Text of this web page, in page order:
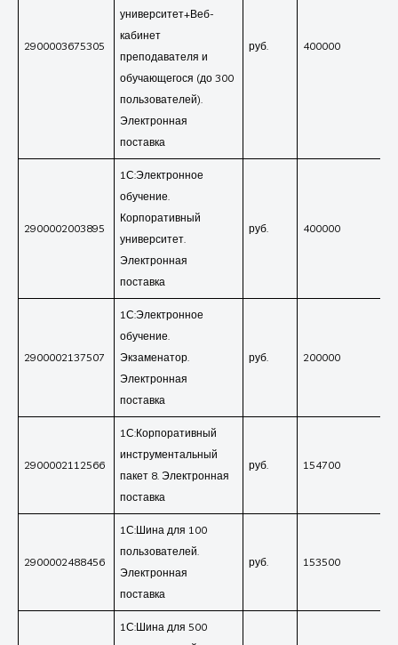
2900003675305
университет+Веб-
кабинет
преподавателя и
обучающегося (до 300
пользователей).
Электронная
поставка
руб. 400000
2900002003895
1С:Электронное
обучение.
Корпоративный
университет.
Электронная
поставка
руб. 400000
2900002137507
1С:Электронное
обучение.
Экзаменатор.
Электронная
поставка
руб. 200000
2900002112566
1С:Корпоративный
инструментальный
пакет 8. Электронная
поставка
руб. 154700
2900002488456
1С:Шина для 100
пользователей.
Электронная
поставка
руб. 153500
1С:Шина для 500